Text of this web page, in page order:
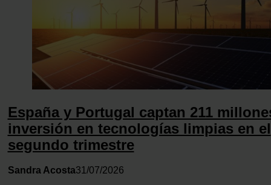
España y Portugal captan 211
inversión en tecnologías limpias en el
segundo trimestre
Sandra Acosta31/07/2026